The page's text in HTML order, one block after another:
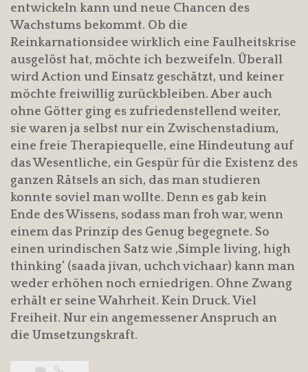
entwickeln kann und neue Chancen des
Wachstums bekommt. Ob die
Reinkarnationsidee wirklich eine Faulheitskrise
ausgelöst hat, möchte ich bezweifeln. Überall
wird Action und Einsatz geschätzt, und keiner
möchte freiwillig zurückbleiben. Aber auch
ohne Götter ging es zufriedenstellend weiter,
sie waren ja selbst nur ein Zwischenstadium,
eine freie Therapiequelle, eine Hindeutung auf
das Wesentliche, ein Gespür für die Existenz des
ganzen Rätsels an sich, das man studieren
konnte soviel man wollte. Denn es gab kein
Ende des Wissens, sodass man froh war, wenn
einem das Prinzip des Genug begegnete. So
einen urindischen Satz wie ‚Simple living, high
thinking‘ (saada jivan, uchch vichaar) kann man
weder erhöhen noch erniedrigen. Ohne Zwang
erhält er seine Wahrheit. Kein Druck. Viel
Freiheit. Nur ein angemessener Anspruch an
die Umsetzungskraft.